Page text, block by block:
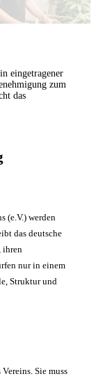
eingetragener
zum
das
(e.V.) werden
das deutsche
ihren
nur in einem
Struktur und
Sie muss